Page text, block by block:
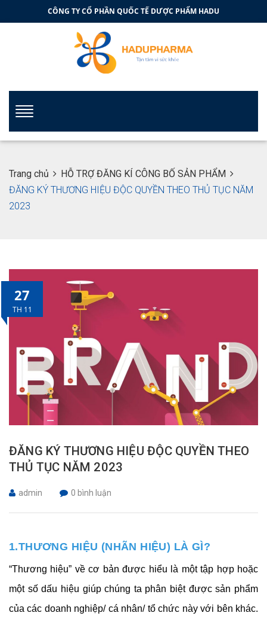
CÔNG TY CỔ PHẦN QUỐC TẾ DƯỢC PHẨM HADU
Trang chủ
HỖ TRỢ ĐĂNG KÍ CÔNG BỐ SẢN PHẨM
ĐĂNG KÝ THƯƠNG HIỆU ĐỘC QUYỀN THEO THỦ TỤC NĂM
2023
27
TH 11
ĐĂNG KÝ THƯƠNG HIỆU ĐỘC QUYỀN THEO
THỦ TỤC NĂM 2023
admin 0 bình luận
1.THƯƠNG HIỆU (NHÃN HIỆU) LÀ GÌ?
“Thương hiệu” về cơ bản được hiểu là một tập hợp hoặc
một số dấu hiệu giúp chúng ta phân biệt được sản phẩm
của các doanh nghiệp/ cá nhân/ tổ chức này với bên khác.